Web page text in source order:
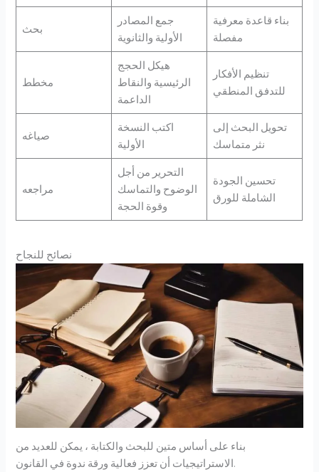
بحث
جمع المصادر
الأولية والثانوية
بناء قاعدة معرفية
مفصلة
مخطط
هيكل الحجج
الرئيسية والنقاط
الداعمة
تنظيم الأفكار
للتدفق المنطقي
صياغه
اكتب النسخة
الأولية
تحويل البحث إلى
نثر متماسك
مراجعه
التحرير من أجل
الوضوح والتماسك
وقوة الحجة
تحسين الجودة
الشاملة للورق
نصائح للنجاح
بناء على أساس متين للبحث والكتابة ، يمكن للعديد من
الاستراتيجيات أن تعزز فعالية ورقة ندوة في القانون.